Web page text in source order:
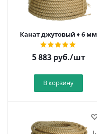
Канат джутовый ♦ 6 мм
5 883руб./шт
В корзину